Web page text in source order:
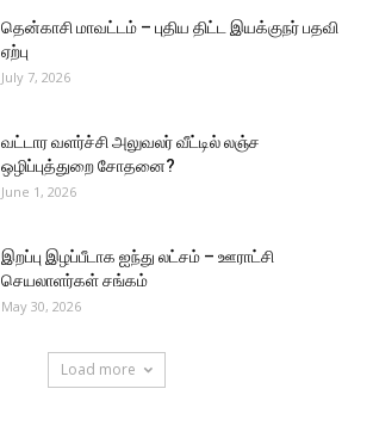
தென்காசி மாவட்டம் – புதிய திட்ட இயக்குநர் பதவி
ஏற்பு
July 7, 2026
வட்டார வளர்ச்சி அலுவலர் வீட்டில் லஞ்ச
ஒழிப்புத்துறை சோதனை?
June 1, 2026
இறப்பு இழப்பீடாக ஐந்து லட்சம் – ஊராட்சி
செயலாளர்கள் சங்கம்
May 30, 2026
Load more